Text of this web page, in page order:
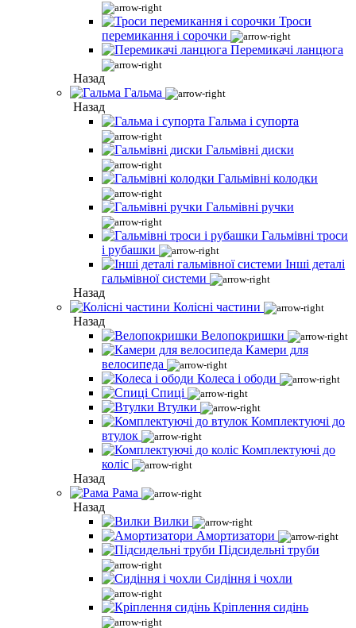
Троси
перемикання і сорочки
Перемикачі ланцюга
Назад
Гальма
Назад
Гальма і супорта
Гальмівні диски
Гальмівні колодки
Гальмівні ручки
Гальмівні троси
і рубашки
Інші деталі
гальмівної системи
Назад
Колісні частини
Назад
Велопокришки
Камери для
велосипеда
Колеса і ободи
Спиці
Втулки
Комплектуючі до
втулок
Комплектуючі до
коліс
Назад
Рама
Назад
Вилки
Амортизатори
Підсидельні труби
Сидіння і чохли
Кріплення сидінь